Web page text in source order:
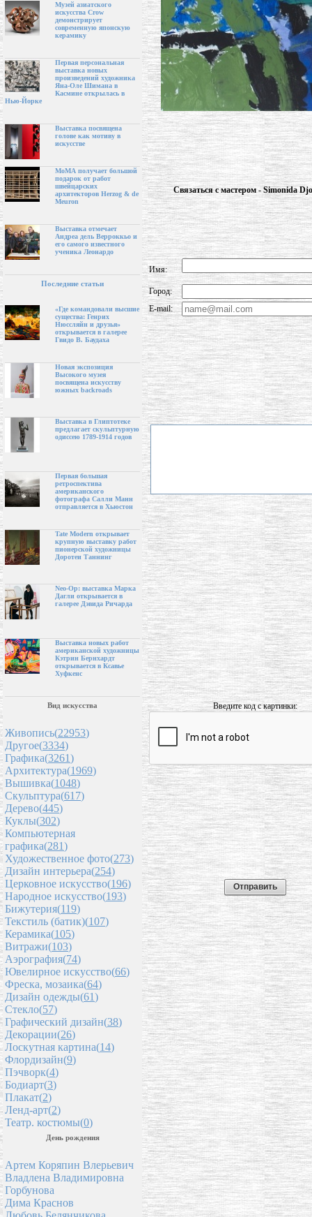
Музей азиатского
искусства Crow
демонстрирует
современную японскую
керамику
Первая персональная
выставка новых
произведений художника
Яна-Оле Шимана в
Касмине открылась в
Нью-Йорке
Выставка посвящена
голове как мотиву в
искусстве
МоМА получает большой
подарок от работ
швейцарских
архитекторов Herzog & de
Meuron
Выставка отмечает
Андреа дель Верроккьо и
его самого известного
ученика Леонардо
Последние статьи
«Где командовали высшие
существа: Генрих
Нюссляйн и друзья»
открывается в галерее
Гвидо В. Баудаха
Новая экспозиция
Высокого музея
посвящена искусству
южных backroads
Выставка в Глиптотеке
предлагает скульптурную
одиссею 1789-1914 годов
Первая большая
ретроспектива
американского
фотографа Салли Манн
отправляется в Хьюстон
Tate Modern открывает
крупную выставку работ
пионерской художницы
Доротеи Таннинг
Neo-Op: выставка Марка
Дагли открывается в
галерее Дэвида Ричарда
Выставка новых работ
американской художницы
Кэтрин Бернхардт
открывается в Ксавье
Хуфкенс
Вид искусства
Живопись(22953)
Другое(3334)
Графика(3261)
Архитектура(1969)
Вышивка(1048)
Скульптура(617)
Дерево(445)
Куклы(302)
Компьютерная
графика(281)
Художественное фото(273)
Дизайн интерьера(254)
Церковное искусство(196)
Народное искусство(193)
Бижутерия(119)
Текстиль (батик)(107)
Керамика(105)
Витражи(103)
Аэрография(74)
Ювелирное искусство(66)
Фреска, мозаика(64)
Дизайн одежды(61)
Стекло(57)
Графический дизайн(38)
Декорации(26)
Лоскутная картина(14)
Флордизайн(9)
Пэчворк(4)
Бодиарт(3)
Плакат(2)
Ленд-арт(2)
Театр. костюмы(0)
День рождения
Артем Коряпин Влерьевич
Владлена Владимировна
Горбунова
Дима Краснов
Связаться с мастером - Simonida
Имя:
Город:
E-mail:
Введите код с картинки: